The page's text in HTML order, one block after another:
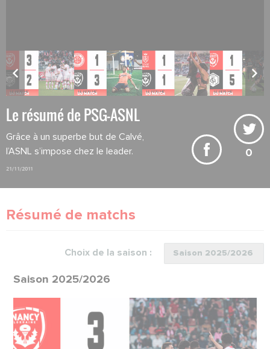
Le résumé de PSG-ASNL
Grâce à un superbe but de Calvé,
l’ASNL s’impose chez le leader.
21/11/2011
0
Résumé de matchs
Choix de la saison :
Saison 2025/2026